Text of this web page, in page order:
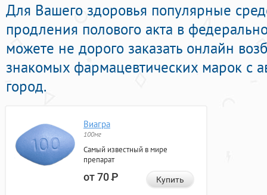
Для Вашего здоровья популярные
продления полового акта в
можете не дорого заказать онлайн
знакомых фармацевтических марок с
город.
Виагра
100мг
Самый известный в мире
препарат
от 70Р Купить